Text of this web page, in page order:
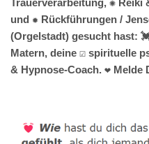
Trauerverarbeitung, ✺ Reiki
und ✹ Rückführungen /
(Orgelstadt) gesucht hast:
Matern, deine ☑️ spirituelle
& Hypnose-Coach. ❤ Melde